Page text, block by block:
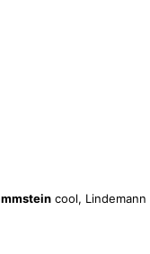
cool, Lindemann